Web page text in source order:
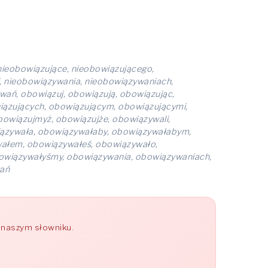
nieobowiązującego,
nieobowiązywaniach,
obowiązuj, obowiązują, obowiązując,
obowiązującym, obowiązującymi,
obowiązujże, obowiązywali,
obowiązywałaby, obowiązywałabym,
obowiązywałeś, obowiązywało,
obowiązywania, obowiązywaniach,
słowniku.